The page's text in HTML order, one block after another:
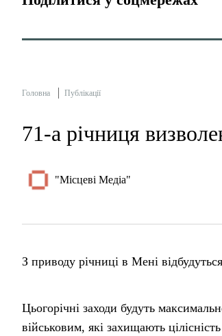
Головна Публікації
71-а річниця
"Місцеві Медіа"
З приводу річниці в Мені
Цьогорічні заходи будуть
військовим, які захищають